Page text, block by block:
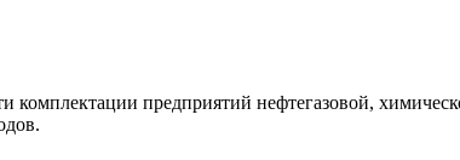
предприятий нефтегазовой,